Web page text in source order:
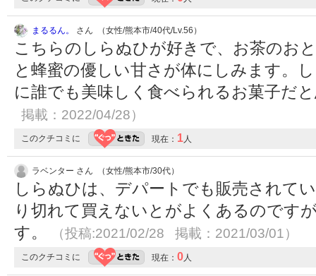
まるるん。 さん （女性/熊本市/40代/Lv.56）
こちらのしらぬひが好きで、お茶のお
と蜂蜜の優しい甘さが体にしみます。
に誰でも美味しく食べられるお菓子だ
掲載：2022/04/28）
このクチコミに 現在： 1人
ラベンター さん （女性/熊本市/30代）
しらぬひは、デパートでも販売されて
り切れて買えないとがよくあるのです
す。
（投稿:2021/02/28 掲載：2021/03/01）
このクチコミに 現在： 0人